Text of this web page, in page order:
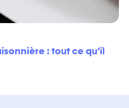
: tout ce qu’il